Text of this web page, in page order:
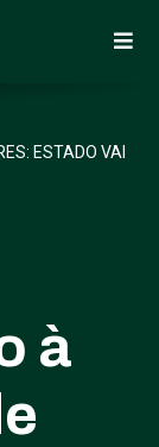
ESTADO VAI
à